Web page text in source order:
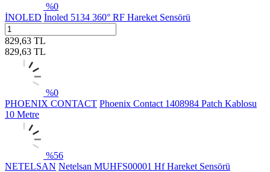
%0
İNOLED İnoled 5134 360° RF Hareket Sensörü
829,63 TL
829,63 TL
%0
PHOENIX CONTACT Phoenix Contact 1408984 Patch Kablosu
10 Metre
%56
NETELSAN Netelsan MUHFS00001 Hf Hareket Sensörü